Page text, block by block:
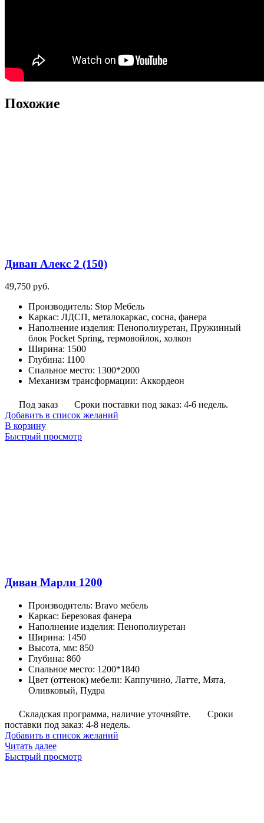
Похожие
Диван Алекс 2 (150)
49,750 руб.
Производитель: Stop Мебель
Каркас: ЛДСП, металокаркас, сосна, фанера
Наполнение изделия: Пенополиуретан, Пружинный
блок Pocket Spring, термовойлок, холкон
Ширина: 1500
Глубина: 1100
Спальное место: 1300*2000
Механизм трансформации: Аккордеон
Под заказ
Сроки поставки под заказ: 4-6 недель.
Добавить в список желаний
В корзину
Быстрый просмотр
Диван Марли 1200
Производитель: Bravo мебель
Каркас: Березовая фанера
Наполнение изделия: Пенополиуретан
Ширина: 1450
Высота, мм: 850
Глубина: 860
Спальное место: 1200*1840
Цвет (оттенок) мебели: Каппучино, Латте, Мята,
Оливковый, Пудра
Складская программа, наличие уточняйте.
Сроки
поставки под заказ: 4-8 недель.
Добавить в список желаний
Читать далее
Быстрый просмотр